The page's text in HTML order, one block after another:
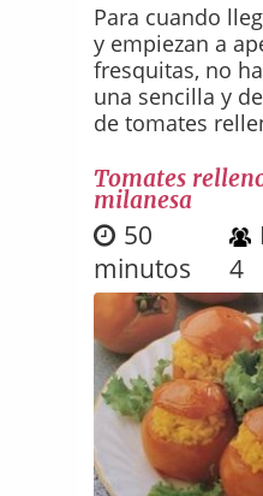
Para cuando
y empiezan a
fresquitas, no
una sencilla y
de tomates
Tomates
milanesa
50
minutos
4